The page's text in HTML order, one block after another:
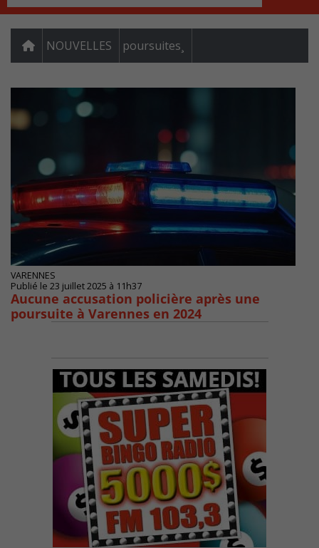
NOUVELLES poursuites¸
VARENNES
Publié le 23 juillet 2025 à 11h37
Aucune accusation policière après une
poursuite à Varennes en 2024